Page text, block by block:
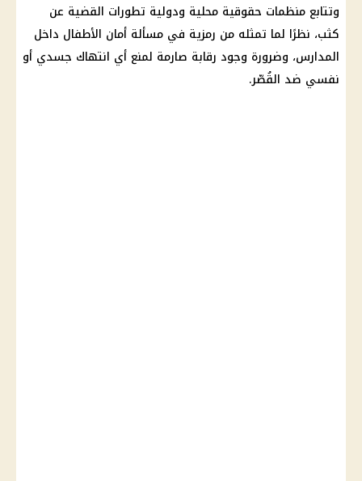
وتتابع منظمات حقوقية محلية ودولية تطورات القضية عن
كثب، نظرًا لما تمثله من رمزية في مسألة أمان الأطفال داخل
المدارس، وضرورة وجود رقابة صارمة لمنع أي انتهاك جسدي أو
نفسي ضد القُصّر.